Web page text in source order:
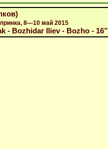
8—10 май 2015
- Bozhidar Iliev - Bozho - 16”